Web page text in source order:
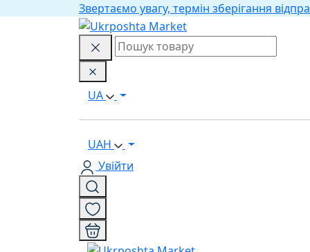
Звертаємо увагу, термін зберігання
UA
UAH
Увійти